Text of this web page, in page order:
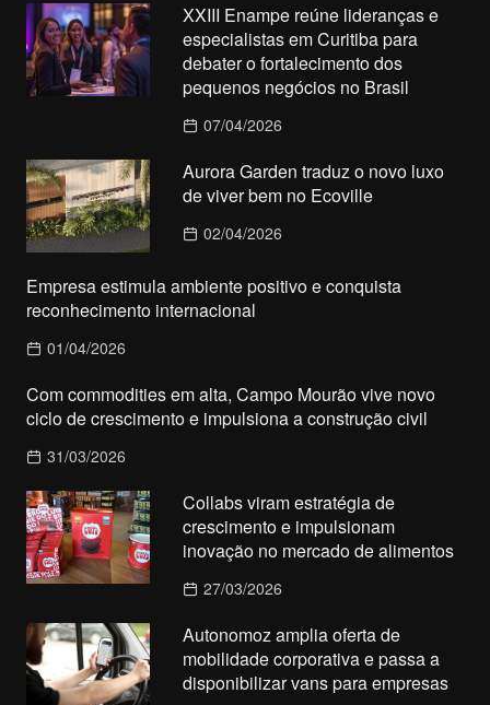
XXIII Enampe reúne lideranças e
especialistas em Curitiba para
debater o fortalecimento dos
pequenos negócios no Brasil
07/04/2026
Aurora Garden traduz o novo luxo
de viver bem no Ecoville
02/04/2026
Empresa estimula ambiente positivo e conquista
reconhecimento internacional
01/04/2026
Com commodities em alta, Campo Mourão vive novo
ciclo de crescimento e impulsiona a construção civil
31/03/2026
Collabs viram estratégia de
crescimento e impulsionam
inovação no mercado de alimentos
27/03/2026
Autonomoz amplia oferta de
mobilidade corporativa e passa a
disponibilizar vans para empresas